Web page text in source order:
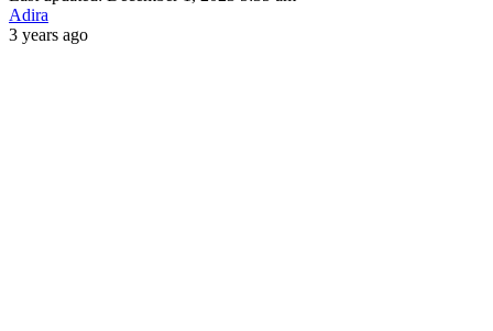
Adira
3 years ago